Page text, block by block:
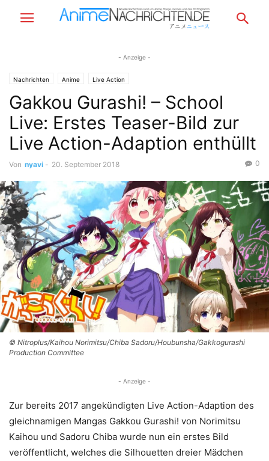
- Anzeige -
Nachrichten Anime Live Action
Gakkou Gurashi! – School
Live: Erstes Teaser-Bild zur
Live Action-Adaption enthüllt
Von nyavi - 20. September 2018 0
© Nitroplus/Kaihou Norimitsu/Chiba Sadoru/Houbunsha/Gakkogurashi
Production Committee
- Anzeige -
Zur bereits 2017 angekündigten Live Action-Adaption des
gleichnamigen Mangas Gakkou Gurashi! von Norimitsu
Kaihou und Sadoru Chiba wurde nun ein erstes Bild
veröffentlicht, welches die Silhouetten dreier Mädchen